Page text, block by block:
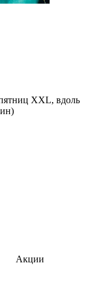
XXL, вдоль
Акции